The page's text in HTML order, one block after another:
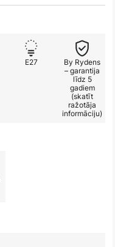
E27
By Rydens
– garantija
līdz 5
gadiem
(skatīt
ražotāja
informāciju)